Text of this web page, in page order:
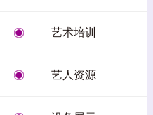
艺术培训
艺人资源